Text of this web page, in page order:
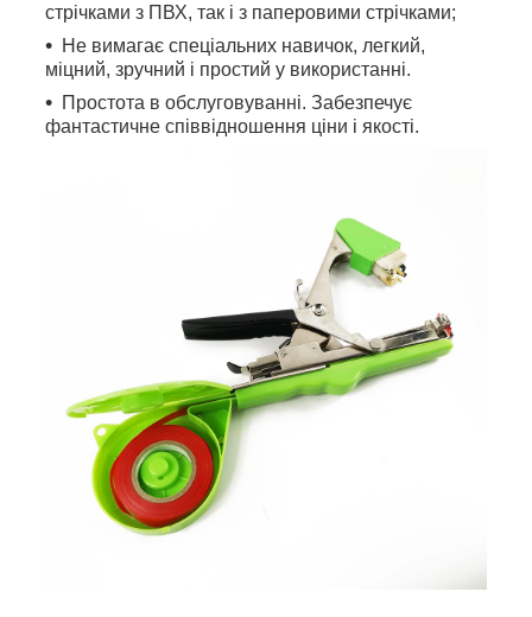
стрічками з ПВХ, так і з паперовими стрічками;
Не вимагає спеціальних навичок, легкий,
міцний, зручний і простий у використанні.
Простота в обслуговуванні. Забезпечує
фантастичне співвідношення ціни і якості.